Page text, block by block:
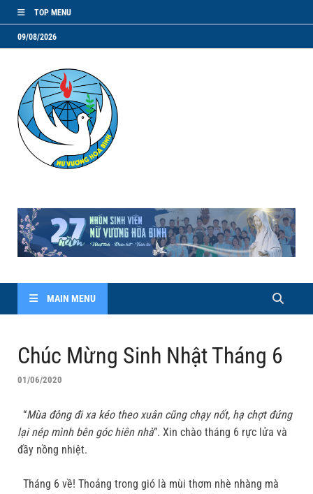
TOP MENU
09/08/2026
MAIN MENU
Chúc Mừng Sinh Nhật Tháng 6
01/06/2020
“Mùa đông đi xa kéo theo xuân cũng chạy nốt, hạ chợt đứng
lại nép mình bên góc hiên nhà”. Xin chào tháng 6 rực lửa và
đầy nồng nhiệt.
Tháng 6 về! Thoảng trong gió là mùi thơm nhè nhàng mà